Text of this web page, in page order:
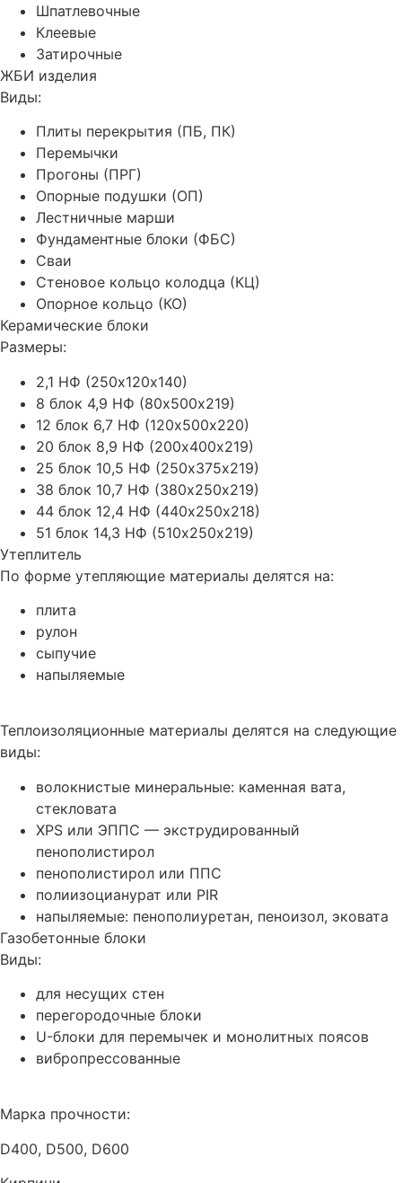
Шпатлевочные
Клеевые
Затирочные
ЖБИ изделия
Виды:
Плиты перекрытия (ПБ, ПК)
Перемычки
Прогоны (ПРГ)
Опорные подушки (ОП)
Лестничные марши
Фундаментные блоки (ФБС)
Сваи
Стеновое кольцо колодца (КЦ)
Опорное кольцо (КО)
Керамические блоки
Размеры:
2,1 НФ (250х120х140)
8 блок 4,9 НФ (80х500х219)
12 блок 6,7 НФ (120х500х220)
20 блок 8,9 НФ (200х400х219)
25 блок 10,5 НФ (250х375х219)
38 блок 10,7 НФ (380х250х219)
44 блок 12,4 НФ (440х250х218)
51 блок 14,3 НФ (510х250х219)
Утеплитель
По форме утепляющие материалы делятся на:
плита
рулон
сыпучие
напыляемые
Теплоизоляционные материалы делятся на следующие
виды:
волокнистые минеральные: каменная вата,
стекловата
XPS или ЭППС — экструдированный
пенополистирол
пенополистирол или ППС
полиизоцианурат или PIR
напыляемые: пенополиуретан, пеноизол, эковата
Газобетонные блоки
Виды:
для несущих стен
перегородочные блоки
U-блоки для перемычек и монолитных поясов
вибропрессованные
Марка прочности:
D400, D500, D600